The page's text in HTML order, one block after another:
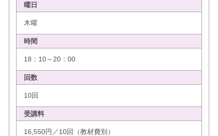
曜日
木曜
時間
18：10～20：00
回数
10回
受講料
16,550円／10回（教材費別）